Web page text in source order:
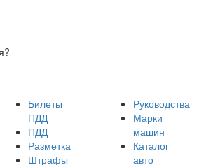
Билеты
ПДД
ПДД
Разметка
Штрафы
Руководства
Марки
машин
Каталог
авто